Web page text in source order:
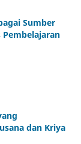
Sumber
Pembelajaran
dan Kriya